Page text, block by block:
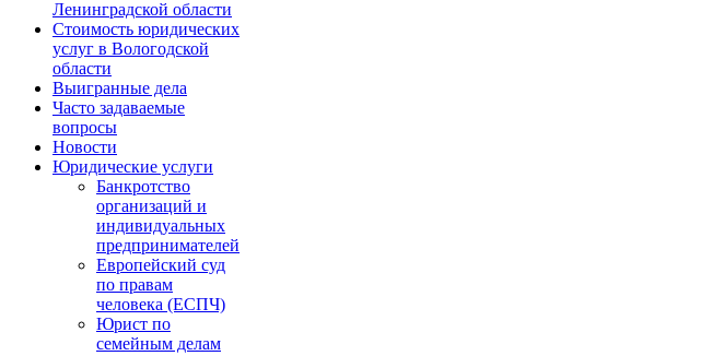
Ленинградской области
Стоимость юридических
услуг в Вологодской
области
Выигранные дела
Часто задаваемые
вопросы
Новости
Юридические услуги
Банкротство
организаций и
индивидуальных
предпринимателей
Европейский суд
по правам
человека (ЕСПЧ)
Юрист по
семейным делам